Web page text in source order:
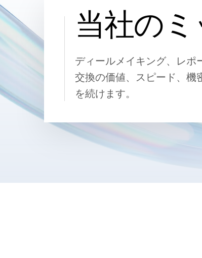
当社の
ディールメイキング、レポ
交換の価値、スピード、機
を続けます。